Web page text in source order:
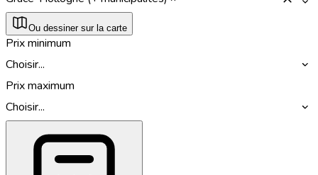
Ou dessiner sur la carte
Prix minimum
Choisir...
Prix maximum
Choisir...